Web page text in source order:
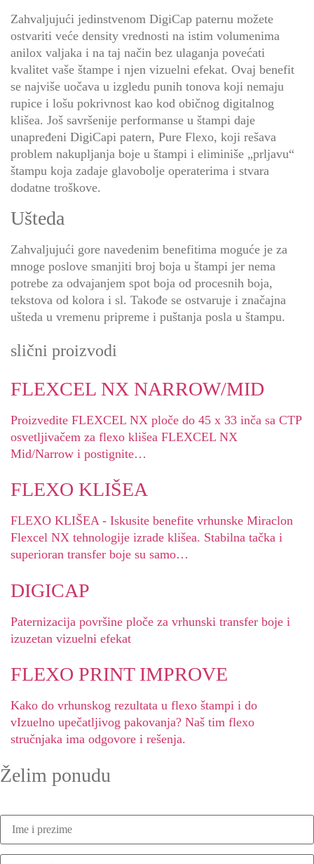
Zahvaljujući jedinstvenom DigiCap paternu možete
ostvariti veće density vrednosti na istim volumenima
anilox valjaka i na taj način bez ulaganja povećati
kvalitet vaše štampe i njen vizuelni efekat. Ovaj benefit
se najviše uočava u izgledu punih tonova koji nemaju
rupice i lošu pokrivnost kao kod običnog digitalnog
klišea. Još savršenije performanse u štampi daje
unapređeni DigiCapi patern, Pure Flexo, koji rešava
problem nakupljanja boje u štampi i eliminiše „prljavu“
štampu koja zadaje glavobolje operaterima i stvara
dodatne troškove.
Ušteda
Zahvaljujući gore navedenim benefitima moguće je za
mnoge poslove smanjiti broj boja u štampi jer nema
potrebe za odvajanjem spot boja od procesnih boja,
tekstova od kolora i sl. Takođe se ostvaruje i značajna
ušteda u vremenu pripreme i puštanja posla u štampu.
slični proizvodi
FLEXCEL NX NARROW/MID
Proizvedite FLEXCEL NX ploče do 45 x 33 inča sa CTP
osvetljivačem za flexo klišea FLEXCEL NX
Mid/Narrow i postignite…
FLEXO KLIŠEA
FLEXO KLIŠEA - Iskusite benefite vrhunske Miraclon
Flexcel NX tehnologije izrade klišea. Stabilna tačka i
superioran transfer boje su samo…
DIGICAP
Paternizacija površine ploče za vrhunski transfer boje i
izuzetan vizuelni efekat
FLEXO PRINT IMPROVE
Kako do vrhunskog rezultata u flexo štampi i do
vIzuelno upečatljivog pakovanja? Naš tim flexo
stručnjaka ima odgovore i rešenja.
Želim ponudu